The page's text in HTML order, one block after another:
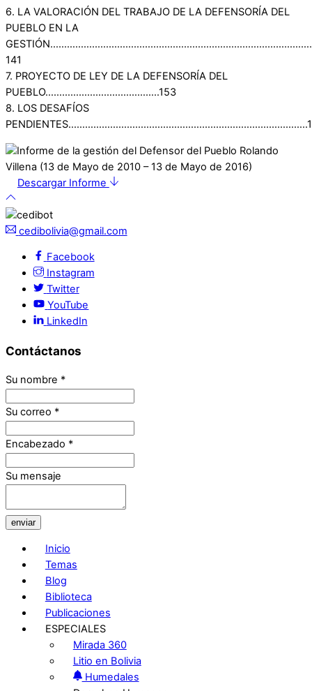
6. LA VALORACIÓN DEL TRABAJO DE LA DEFENSORÍA DEL
PUEBLO EN LA
141
7. PROYECTO DE LEY DE LA DEFENSORÍA DEL
PUEBLO…………………………………..153
8. LOS DESAFÍOS
Descargar Informe
cedibolivia@gmail.com
Facebook
Instagram
Twitter
YouTube
LinkedIn
Contáctanos
Su nombre *
Su correo *
Encabezado *
Su mensaje
enviar
Inicio
Temas
Blog
Biblioteca
Publicaciones
ESPECIALES
Mirada 360
Litio en Bolivia
Humedales